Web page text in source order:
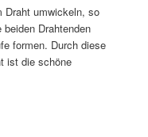
Draht umwickeln, so
Drahtenden
formen. Durch diese
ist die schöne